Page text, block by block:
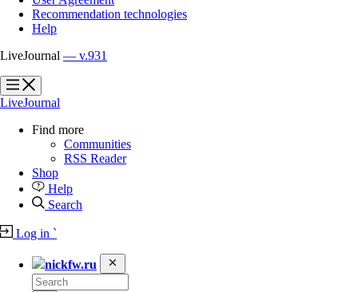
Recommendation technologies
Help
LiveJournal — v.931
?
?
LiveJournal
Find more
Communities
RSS Reader
Shop
Help
Search
Log in `
nickfw.ru